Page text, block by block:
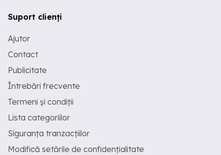
Suport clienți
Ajutor
Contact
Publicitate
Întrebări frecvente
Termeni și condiții
Lista categoriilor
Siguranța tranzacțiilor
Modifică setările de confidențialitate